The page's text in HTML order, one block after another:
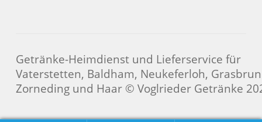
Getränke-Heimdienst und Lieferservice für
Vaterstetten, Baldham, Neukeferloh,
Zorneding und Haar © Voglrieder Getränke